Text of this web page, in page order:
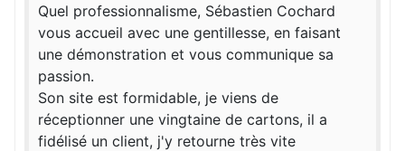
Quel professionnalisme, Sébastien Cochard
vous accueil avec une gentillesse, en faisant
une démonstration et vous communique sa
passion.
Son site est formidable, je viens de
réceptionner une vingtaine de cartons, il a
fidélisé un client, j'y retourne très vite